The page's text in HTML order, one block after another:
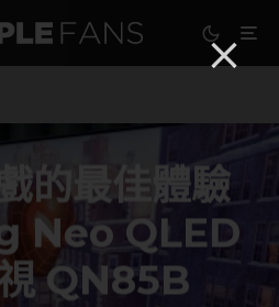
的最佳體驗
Neo QLED
QN85B